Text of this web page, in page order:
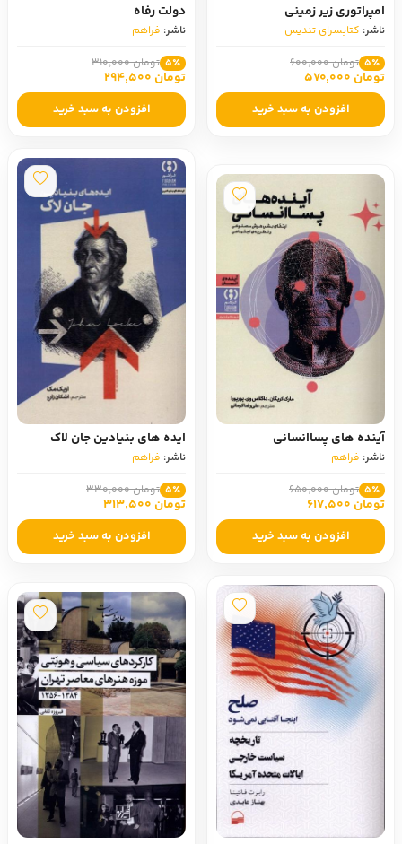
امپراتوری زیر زمینی
ناشر: کتابسرای تندیس
5٪ تومان 600,000
تومان 570,000
افزودن به سبد خرید
دولت رفاه
ناشر: فراهم
5٪ تومان 310,000
تومان 294,500
افزودن به سبد خرید
آینده های پساانسانی
ناشر: فراهم
5٪ تومان 650,000
تومان 617,500
افزودن به سبد خرید
ایده های بنیادین جان لاک
ناشر: فراهم
5٪ تومان 330,000
تومان 313,500
افزودن به سبد خرید